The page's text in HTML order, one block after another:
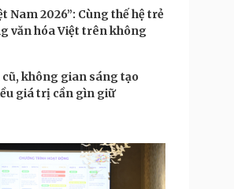
Nam 2026”: Cùng thế hệ trẻ
văn hóa Việt trên không
cũ, không gian sáng tạo
giá trị cần gìn giữ